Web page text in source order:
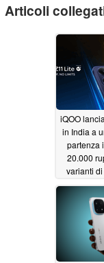
Articoli
iQOO
in India a
partenza
20.000
varianti
alta
sconto
rimanere
di prezzo